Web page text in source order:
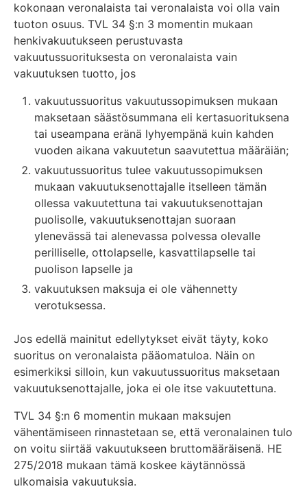
kokonaan veronalaista tai veronalaista voi olla vain
tuoton osuus. TVL 34 §:n 3 momentin mukaan
henkivakuutukseen perustuvasta
vakuutussuorituksesta on veronalaista vain
vakuutuksen tuotto, jos
vakuutussuoritus vakuutussopimuksen mukaan
maksetaan säästösummana eli kertasuorituksena
tai useampana eränä lyhyempänä kuin kahden
vuoden aikana vakuutetun saavutettua määräiän;
vakuutussuoritus tulee vakuutussopimuksen
mukaan vakuutuksenottajalle itselleen tämän
ollessa vakuutettuna tai vakuutuksenottajan
puolisolle, vakuutuksenottajan suoraan
ylenevässä tai alenevassa polvessa olevalle
perilliselle, ottolapselle, kasvattilapselle tai
puolison lapselle ja
vakuutuksen maksuja ei ole vähennetty
verotuksessa.
Jos edellä mainitut edellytykset eivät täyty, koko
suoritus on veronalaista pääomatuloa. Näin on
esimerkiksi silloin, kun vakuutussuoritus maksetaan
vakuutuksenottajalle, joka ei ole itse vakuutettuna.
TVL 34 §:n 6 momentin mukaan maksujen
vähentämiseen rinnastetaan se, että veronalainen tulo
on voitu siirtää vakuutukseen bruttomääräisenä. HE
275/2018 mukaan tämä koskee käytännössä
ulkomaisia vakuutuksia.